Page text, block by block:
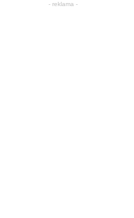
- reklama -